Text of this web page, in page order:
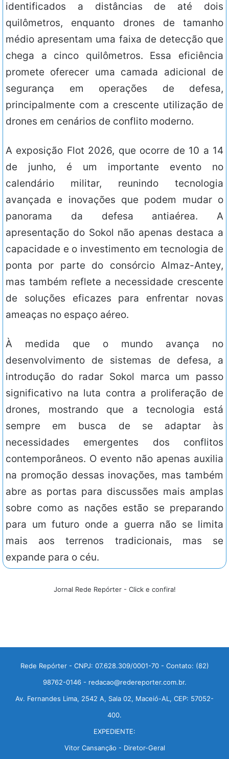
identificados a distâncias de até dois
quilômetros, enquanto drones de tamanho
médio apresentam uma faixa de detecção que
chega a cinco quilômetros. Essa eficiência
promete oferecer uma camada adicional de
segurança em operações de defesa,
principalmente com a crescente utilização de
drones em cenários de conflito moderno.
A exposição Flot 2026, que ocorre de 10 a 14
de junho, é um importante evento no
calendário militar, reunindo tecnologia
avançada e inovações que podem mudar o
panorama da defesa antiaérea. A
apresentação do Sokol não apenas destaca a
capacidade e o investimento em tecnologia de
ponta por parte do consórcio Almaz-Antey,
mas também reflete a necessidade crescente
de soluções eficazes para enfrentar novas
ameaças no espaço aéreo.
À medida que o mundo avança no
desenvolvimento de sistemas de defesa, a
introdução do radar Sokol marca um passo
significativo na luta contra a proliferação de
drones, mostrando que a tecnologia está
sempre em busca de se adaptar às
necessidades emergentes dos conflitos
contemporâneos. O evento não apenas auxilia
na promoção dessas inovações, mas também
abre as portas para discussões mais amplas
sobre como as nações estão se preparando
para um futuro onde a guerra não se limita
mais aos terrenos tradicionais, mas se
expande para o céu.
Jornal Rede Repórter - Click e confira!
Rede Repórter - CNPJ: 07.628.309/0001-70 - Contato: (82)
98762-0146 - redacao@redereporter.com.br.
Av. Fernandes Lima, 2542 A, Sala 02, Maceió-AL, CEP: 57052-
400.
EXPEDIENTE:
Vitor Cansanção - Diretor-Geral